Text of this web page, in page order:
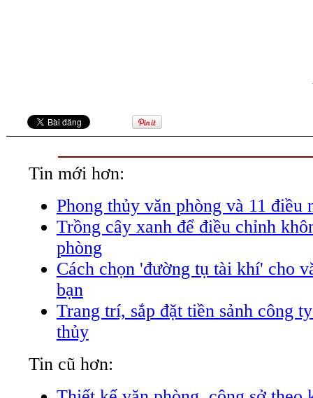
Tin mới hơn:
Phong thủy văn phòng và 11 điều
Trồng cây xanh để điều chỉnh
phòng
Cách chọn 'đường tụ tài khí' cho
bạn
Trang trí, sắp đặt tiền sảnh công
thủy
Tin cũ hơn: